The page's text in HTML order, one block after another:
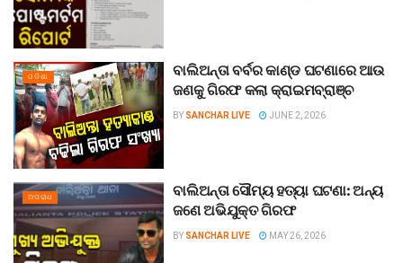
ଓଡିଶା ବାଲିଅନ୍ତା ବର୍ବର କାଣ୍ଡ ଘଟଣାରେ ଆଉ
ଜଣକୁ ଗିରଫ କଲା କ୍ରାଇମବ୍ରାଞ୍ଚ
BY SANCHAR LIVE JUNE 2, 2026
ଅପରାଧ ବାଲିଅନ୍ତା ସୌମ୍ୟ ହତ୍ୟା ଘଟଣା: ଅନ୍ୟ
ଜଣେ ଅଭିଯୁକ୍ତ ଗିରଫ
BY SANCHAR LIVE MAY 26, 2026